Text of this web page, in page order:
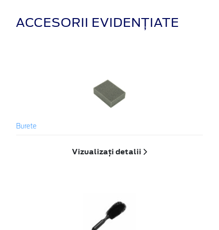
ACCESORII EVIDENȚIATE
Burete
Vizualizați detalii